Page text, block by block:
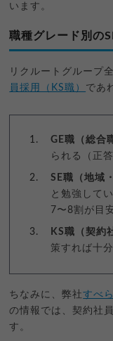
います。
職種グレード別の
リクルートグループ
員採用（KS職） であ
GE職（総合
られる（正
SE職（地域
と勉強して
7〜8割が目安
KS職（契約
策すれば十
ちなみに、弊社すべ
の情報では、契約社
す。